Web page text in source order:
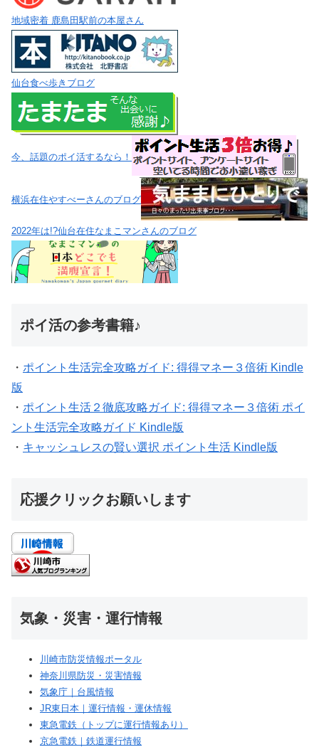
地域密着 鹿島田駅前の本屋さん
仙台食べ歩きブログ
今、話題のポイ活するなら！
横浜在住やすべーさんのブログ
2022年は!?仙台在住なまこマンさんのブログ
ポイ活の参考書籍♪
・ ポイント生活完全攻略ガイド: 得得マネー３倍術 Kindle
版
・ ポイント生活２徹底攻略ガイド: 得得マネー３倍術 ポイ
ント生活完全攻略ガイド Kindle版
・ キャッシュレスの賢い選択 ポイント生活 Kindle版
応援クリックお願いします
気象・災害・運行情報
川崎市防災情報ポータル
神奈川県防災・災害情報
気象庁｜台風情報
JR東日本｜運行情報・運休情報
東急電鉄（トップに運行情報あり）
京急電鉄｜鉄道運行情報